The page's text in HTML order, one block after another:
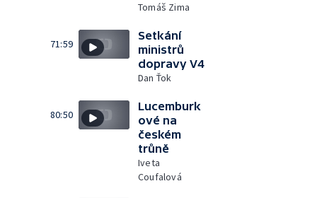
Tomáš Zima
71:59
Setkání
ministrů
dopravy V4
Dan Ťok
80:50
Lucemburk
ové na
českém
trůně
Iveta
Coufalová